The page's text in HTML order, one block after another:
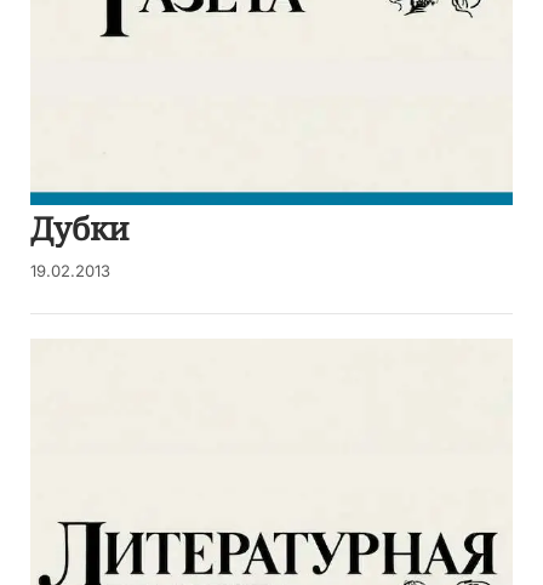
Дубки
19.02.2013